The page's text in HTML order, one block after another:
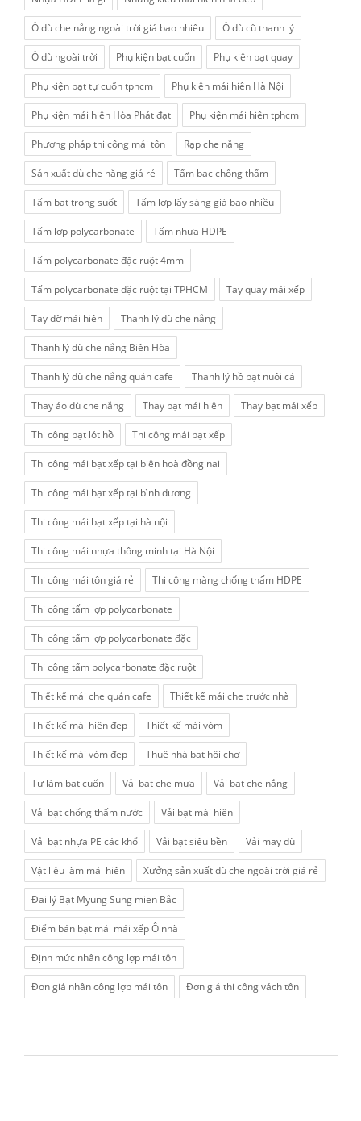
Ô dù che nắng ngoài trời giá bao nhiêu Ô dù cũ thanh lý
Ô dù ngoài trời Phụ kiện bạt cuốn Phụ kiện bạt quay
Phụ kiện bạt tự cuốn tphcm Phụ kiện mái hiên Hà Nội
Phụ kiện mái hiên Hòa Phát đạt Phụ kiện mái hiên tphcm
Phương pháp thi công mái tôn Rạp che nắng
Sản xuất dù che nắng giá rẻ Tấm bạc chống thấm
Tấm bạt trong suốt Tấm lợp lấy sáng giá bao nhiều
Tấm lợp polycarbonate Tấm nhựa HDPE
Tấm polycarbonate đặc ruột 4mm
Tấm polycarbonate đặc ruột tại TPHCM Tay quay mái xếp
Tay đỡ mái hiên Thanh lý dù che nắng
Thanh lý dù che nắng Biên Hòa
Thanh lý dù che nắng quán cafe Thanh lý hồ bạt nuôi cá
Thay áo dù che nắng Thay bạt mái hiên Thay bạt mái xếp
Thi công bạt lót hồ Thi công mái bạt xếp
Thi công mái bạt xếp tại biên hoà đồng nai
Thi công mái bạt xếp tại bình dương
Thi công mái bạt xếp tại hà nội
Thi công mái nhựa thông minh tại Hà Nội
Thi công mái tôn giá rẻ Thi công màng chống thấm HDPE
Thi công tấm lợp polycarbonate
Thi công tấm lợp polycarbonate đặc
Thi công tấm polycarbonate đặc ruột
Thiết kế mái che quán cafe Thiết kế mái che trước nhà
Thiết kế mái hiên đẹp Thiết kế mái vòm
Thiết kế mái vòm đẹp Thuê nhà bạt hội chợ
Tự làm bạt cuốn Vải bạt che mưa Vải bạt che nắng
Vải bạt chống thấm nước Vải bạt mái hiên
Vải bạt nhựa PE các khổ Vải bạt siêu bền Vải may dù
Vật liệu làm mái hiên Xưởng sản xuất dù che ngoài trời giá rẻ
Đai lý Bạt Myung Sung mien Bắc
Điểm bán bạt mái mái xếp Ô nhà
Định mức nhân công lợp mái tôn
Đơn giá nhân công lợp mái tôn Đơn giá thi công vách tôn